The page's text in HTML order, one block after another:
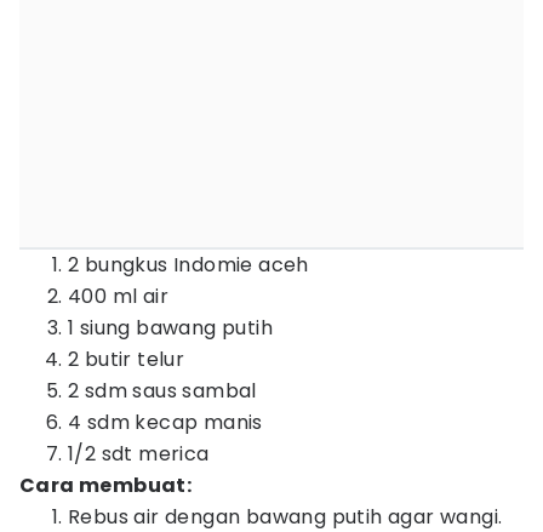
2 bungkus Indomie aceh
400 ml air
1 siung bawang putih
2 butir telur
2 sdm saus sambal
4 sdm kecap manis
1/2 sdt merica
Cara membuat:
Rebus air dengan bawang putih agar wangi.